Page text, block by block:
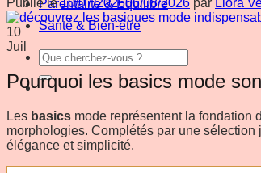
Parentalité & Équilibre
Santé & Bien-être
10
Juil
Pourquoi les basics mode
Les basics mode représentent la fondation
morphologies. Complétés par une
élégance et simplicité.